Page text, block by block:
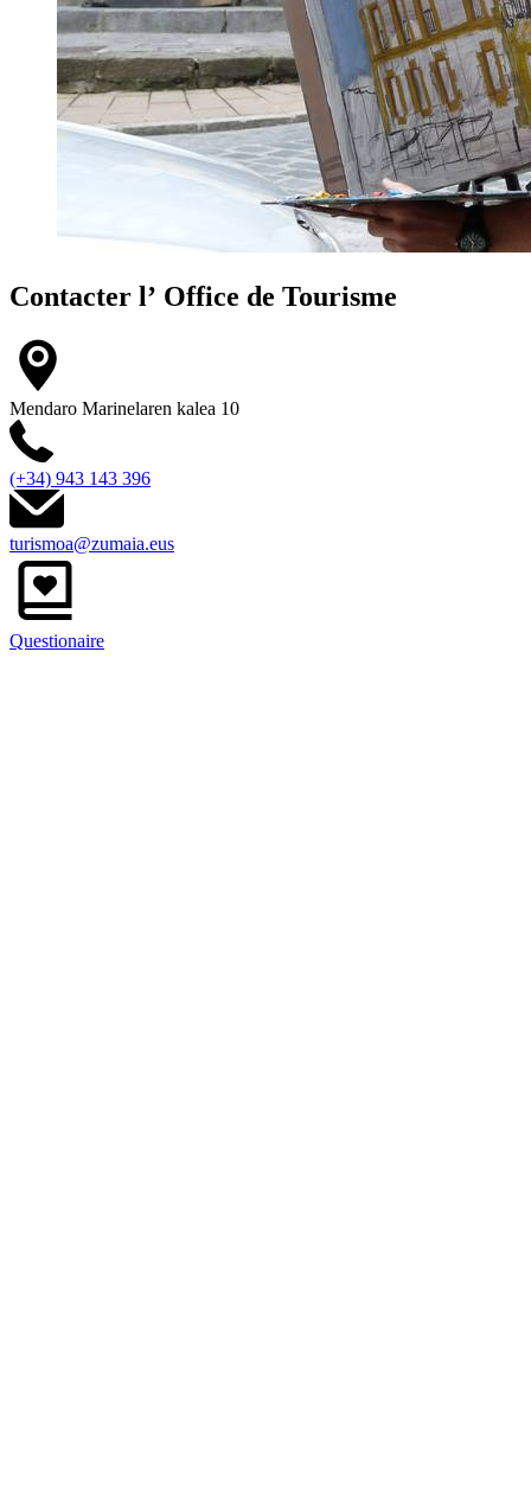
Contacter l’ Office de Tourisme
Mendaro Marinelaren kalea 10
(+34) 943 143 396
turismoa@zumaia.eus
Questionaire